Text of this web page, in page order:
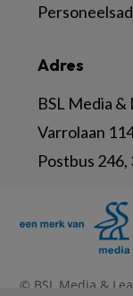
Adres
BSL Media &
Varrolaan
Postbus
© BSL Media &